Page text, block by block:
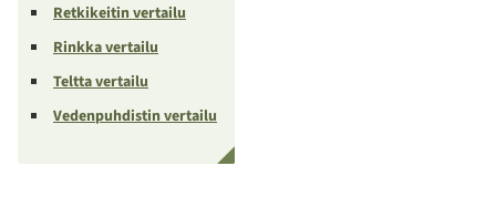
Retkikeitin vertailu
Rinkka vertailu
Teltta vertailu
Vedenpuhdistin vertailu